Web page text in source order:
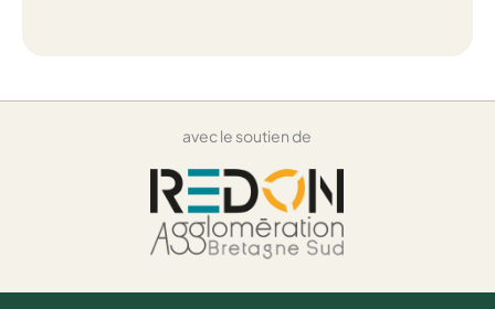
avec le soutien de